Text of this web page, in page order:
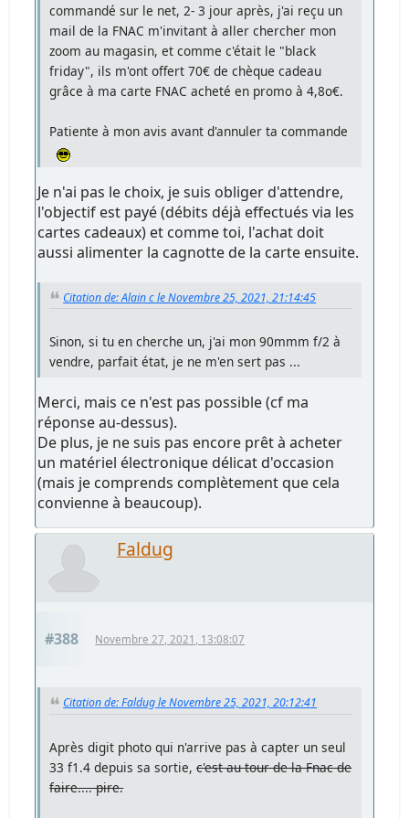
commandé sur le net, 2- 3 jour après, j'ai reçu un
mail de la FNAC m'invitant à aller chercher mon
zoom au magasin, et comme c'était le "black
friday", ils m'ont offert 70€ de chèque cadeau
grâce à ma carte FNAC acheté en promo à 4,8o€.
Patiente à mon avis avant d'annuler ta commande
Je n'ai pas le choix, je suis obliger d'attendre,
l'objectif est payé (débits déjà effectués via les
cartes cadeaux) et comme toi, l'achat doit
aussi alimenter la cagnotte de la carte ensuite.
Citation de: Alain c le Novembre 25, 2021, 21:14:45
Sinon, si tu en cherche un, j'ai mon 90mmm f/2 à
vendre, parfait état, je ne m'en sert pas ...
Merci, mais ce n'est pas possible (cf ma
réponse au-dessus).
De plus, je ne suis pas encore prêt à acheter
un matériel électronique délicat d'occasion
(mais je comprends complètement que cela
convienne à beaucoup).
Faldug
#388 Novembre 27, 2021, 13:08:07
Citation de: Faldug le Novembre 25, 2021, 20:12:41
Après digit photo qui n'arrive pas à capter un seul
33 f1.4 depuis sa sortie,c'est au tour de la Fnac de
faire.... pire.